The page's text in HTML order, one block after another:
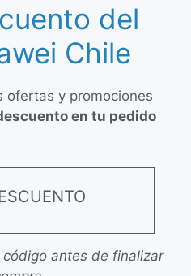
del
Chile
ofertas y promociones
en tu pedido
antes de finalizar